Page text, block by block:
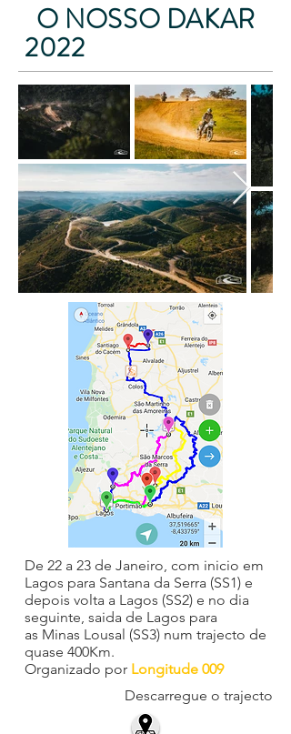
O NOSSO DAKAR
2022
De 22 a 23 de Janeiro, com inicio em
Lagos para Santana da Serra (SS1) e
depois volta a Lagos (SS2) e no dia
seguinte, saida de Lagos para
as Minas Lousal (SS3) num trajecto de
quase 400Km.
Organizado por Longitude 009
Descarregue o trajecto